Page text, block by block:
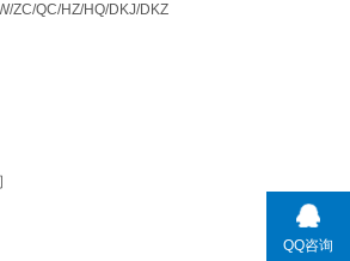
ZC/QC/HZ/HQ/DKJ/DKZ
QQ咨询